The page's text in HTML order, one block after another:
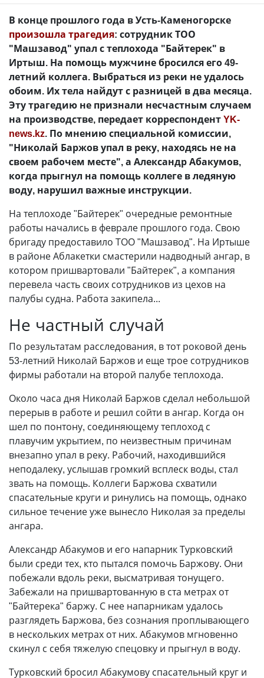
В конце прошлого года в Усть-Каменогорске
произошла трагедия: сотрудник ТОО
"Машзавод" упал с теплохода "Байтерек" в
Иртыш. На помощь мужчине бросился его 49-
летний коллега. Выбраться из реки не удалось
обоим. Их тела найдут с разницей в два месяца.
Эту трагедию не признали несчастным случаем
на производстве, передает корреспондентYK-
news.kz. По мнению специальной комиссии,
"Николай Баржов упал в реку, находясь не на
своем рабочем месте", а Александр Абакумов,
когда прыгнул на помощь коллеге в ледяную
воду, нарушил важные инструкции.
На теплоходе "Байтерек" очередные ремонтные
работы начались в феврале прошлого года. Свою
бригаду предоставило ТОО "Машзавод". На Иртыше
в районе Аблакетки смастерили надводный ангар, в
котором пришвартовали "Байтерек", а компания
перевела часть своих сотрудников из цехов на
палубы судна. Работа закипела...
Не частный случай
По результатам расследования, в тот роковой день
53-летний Николай Баржов и еще трое сотрудников
фирмы работали на второй палубе теплохода.
Около часа дня Николай Баржов сделал небольшой
перерыв в работе и решил сойти в ангар. Когда он
шел по понтону, соединяющему теплоход с
плавучим укрытием, по неизвестным причинам
внезапно упал в реку. Рабочий, находившийся
неподалеку, услышав громкий всплеск воды, стал
звать на помощь. Коллеги Баржова схватили
спасательные круги и ринулись на помощь, однако
сильное течение уже вынесло Николая за пределы
ангара.
Александр Абакумов и его напарник Турковский
были среди тех, кто пытался помочь Баржову. Они
побежали вдоль реки, высматривая тонущего.
Забежали на пришвартованную в ста метрах от
"Байтерека" баржу. С нее напарникам удалось
разглядеть Баржова, без сознания проплывающего
в нескольких метрах от них. Абакумов мгновенно
скинул с себя тяжелую спецовку и прыгнул в воду.
Турковский бросил Абакумову спасательный круг и